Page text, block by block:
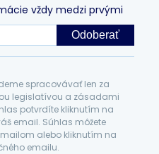
vždy medzi prvými
Odoberať
spracovávať len za
legislatívou a zásadami
potvrdíte kliknutím na
email. Súhlas môžete
alebo kliknutím na
emailu.